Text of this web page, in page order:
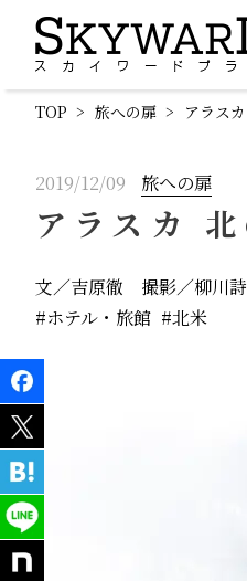
TOP 旅への扉 アラス
2019/12/09 旅への扉
アラスカ
文／吉原徹 撮影／柳川
ホテル・旅館
北米